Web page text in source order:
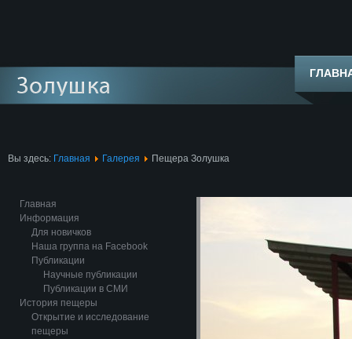
Вы здесь: Главная Галерея Пещера Золушка
Главная
Информация
Для новичков
Наша группа на Facebook
Публикации
Научные публикации
Публикации в СМИ
История пещеры
Открытие и исследование
пещеры